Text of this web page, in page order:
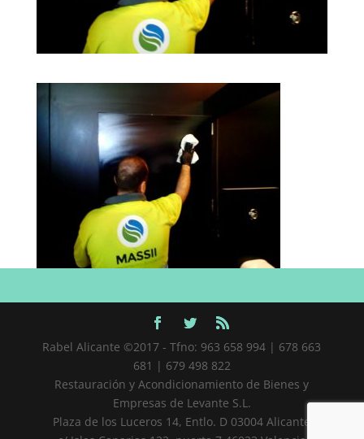
Rabel Alicante ©2017 - Tfno: 963 658 994 | 678 663
681 | 679 498 822
Restauración y Acondicionamiento de Bienes y
Empresas de Levante S.L.
Plaza de los Luceros 14, Entlo. D 03004 Alicante